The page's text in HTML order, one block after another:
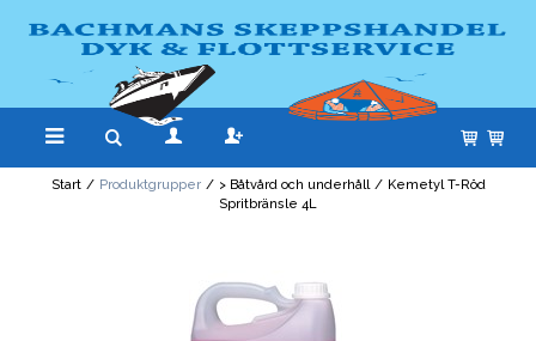
Start / Produktgrupper / > Båtvård och underhåll / Kemetyl T-Röd
Spritbränsle 4L